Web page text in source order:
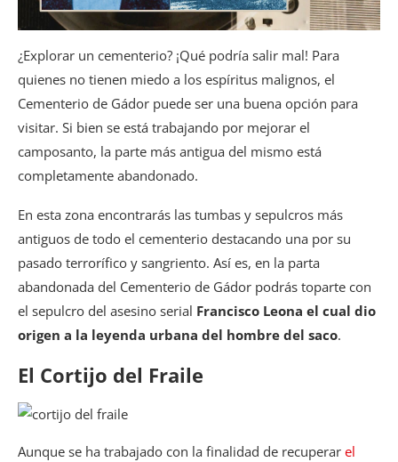
¿Explorar un cementerio? ¡Qué podría salir mal! Para
quienes no tienen miedo a los espíritus malignos, el
Cementerio de Gádor puede ser una buena opción para
visitar. Si bien se está trabajando por mejorar el
camposanto, la parte más antigua del mismo está
completamente abandonado.
En esta zona encontrarás las tumbas y sepulcros más
antiguos de todo el cementerio destacando una por su
pasado terrorífico y sangriento. Así es, en la parta
abandonada del Cementerio de Gádor podrás toparte con
el sepulcro del asesino serial Francisco Leona el cual dio
origen a la leyenda urbana del hombre del saco.
El Cortijo del Fraile
Aunque se ha trabajado con la finalidad de recuperar el